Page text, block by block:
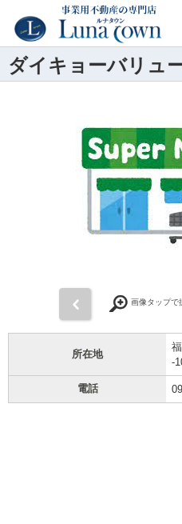
ダイキョーバリュ
画像タップで
所在地
-
電話